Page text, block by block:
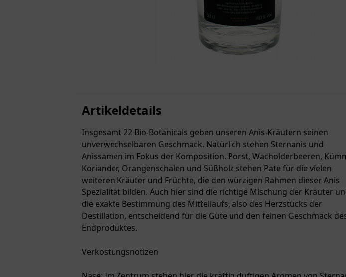
Artikeldetails
Insgesamt 22 Bio-Botanicals geben unseren Anis-Kräutern seinen
unverwechselbaren Geschmack. Natürlich stehen Sternanis und
Anissamen im Fokus der Komposition. Porst, Wacholderbeeren,
Koriander, Orangenschalen und Süßholz stehen Pate für die vielen
weiteren Kräuter und Früchte, die den würzigen Rahmen dieser Anis
Spezialität bilden. Auch hier sind die richtige Mischung der Kräuter
die exakte Bestimmung des Mittellaufs, also des Herzstücks der
Destillation, entscheidend für die Güte und den feinen Geschmack
Endproduktes.
Verkostungsnotizen